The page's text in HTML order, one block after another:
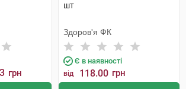
грн
шт
Здоров'я ФК
Є в наявності
від 118.00 грн